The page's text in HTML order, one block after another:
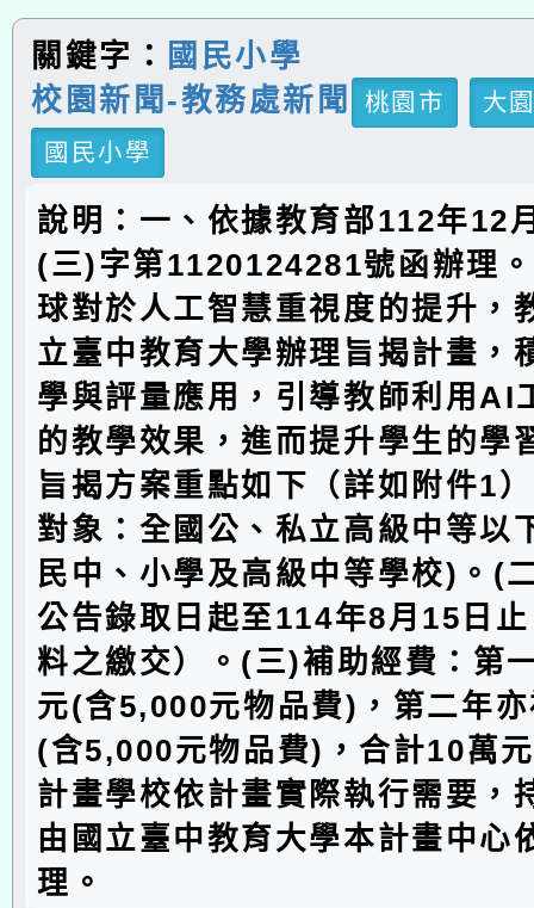
關鍵字：
國民小學
校園新聞-教務處新聞
桃園市
大
國民小學
說明：一、依據教育部112年12
(三)字第1120124281號函辦理
球對於人工智慧重視度的提升，
立臺中教育大學辦理旨揭計畫，
學與評量應用，引導教師利用AI
的教學效果，進而提升學生的學
旨揭方案重點如下（詳如附件1
對象：全國公、私立高級中等以
民中、小學及高級中等學校)。(
公告錄取日起至114年8月15日
料之繳交）。(三)補助經費：第
元(含5,000元物品費)，第二年
(含5,000元物品費)，合計10萬
計畫學校依計畫實際執行需要，
由國立臺中教育大學本計畫中心
理。